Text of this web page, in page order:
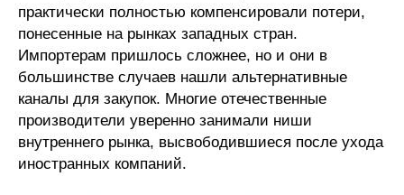
Кафедра МАДИ
Аспирантура
Об аспирантуре
Поступление
практически полностью компенсировали потери,
понесенные на рынках западных стран.
Импортерам пришлось сложнее, но и они в
большинстве случаев нашли альтернативные
каналы для закупок. Многие отечественные
производители уверенно занимали ниши
внутреннего рынка, высвободившиеся после ухода
иностранных компаний.